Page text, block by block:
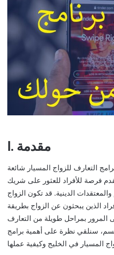
I. مقدمة
التعارف للزواج المسيار شائعة
فرصة للأفراد للعثور على شريك
الدينية. قد تكون الزواج
الذين يبحثون عن الزواج بطريقة
المرور بمراحل طويلة من التعارف
سنلقي نظرة على أهمية برامج